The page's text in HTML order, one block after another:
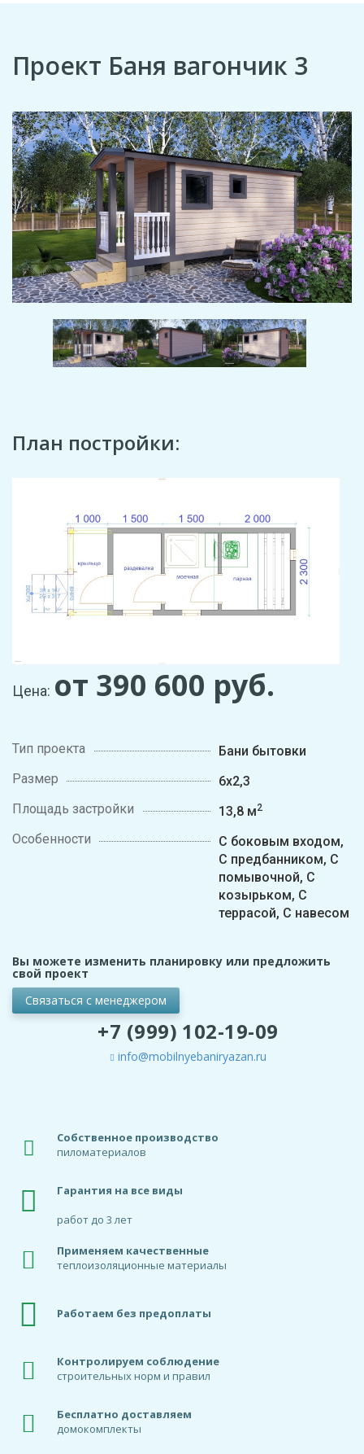
Проект Баня вагончик 3
План постройки:
Цена: от 390 600 руб.
Тип проекта
Бани бытовки
Размер
6х2,3
Площадь застройки
13,8 м2
Особенности
С боковым входом,
С предбанником, С
помывочной, С
козырьком, С
террасой, С навесом
Вы можете изменить планировку или предложить
свой проект
Связаться с менеджером
+7 (999) 102-19-09
info@mobilnyebaniryazan.ru
Собственное производство
пиломатериалов
Гарантия на все виды
работ до 3 лет
Применяем качественные
теплоизоляционные материалы
Работаем без предоплаты
Контролируем соблюдение
строительных норм и правил
Бесплатно доставляем
домокомплекты